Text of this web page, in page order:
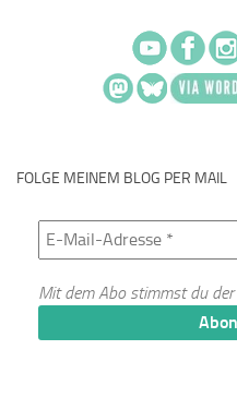
FOLGE MEINEM BLOG PER MAIL
Mit dem Abo stimmst du der